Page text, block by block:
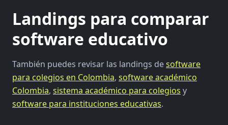
Landings para comparar
software educativo
También puedes revisar las landings desoftware
para colegios en Colombia, software académico
Colombia, sistema académico para colegios y
software para instituciones educativas.